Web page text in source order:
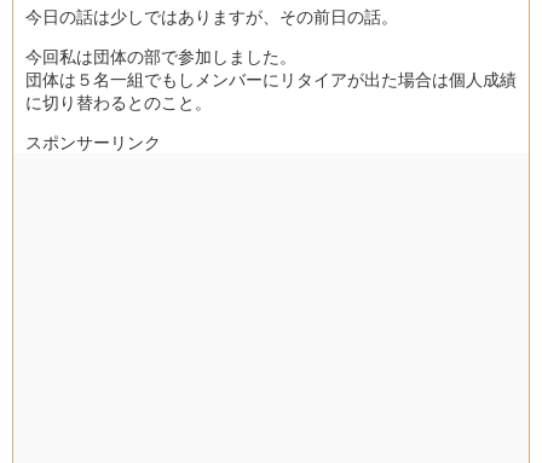
今日の話は少しではありますが、その前日の話。
今回私は団体の部で参加しました。
団体は５名一組でもしメンバーにリタイアが出た場合は個人成績
に切り替わるとのこと。
スポンサーリンク